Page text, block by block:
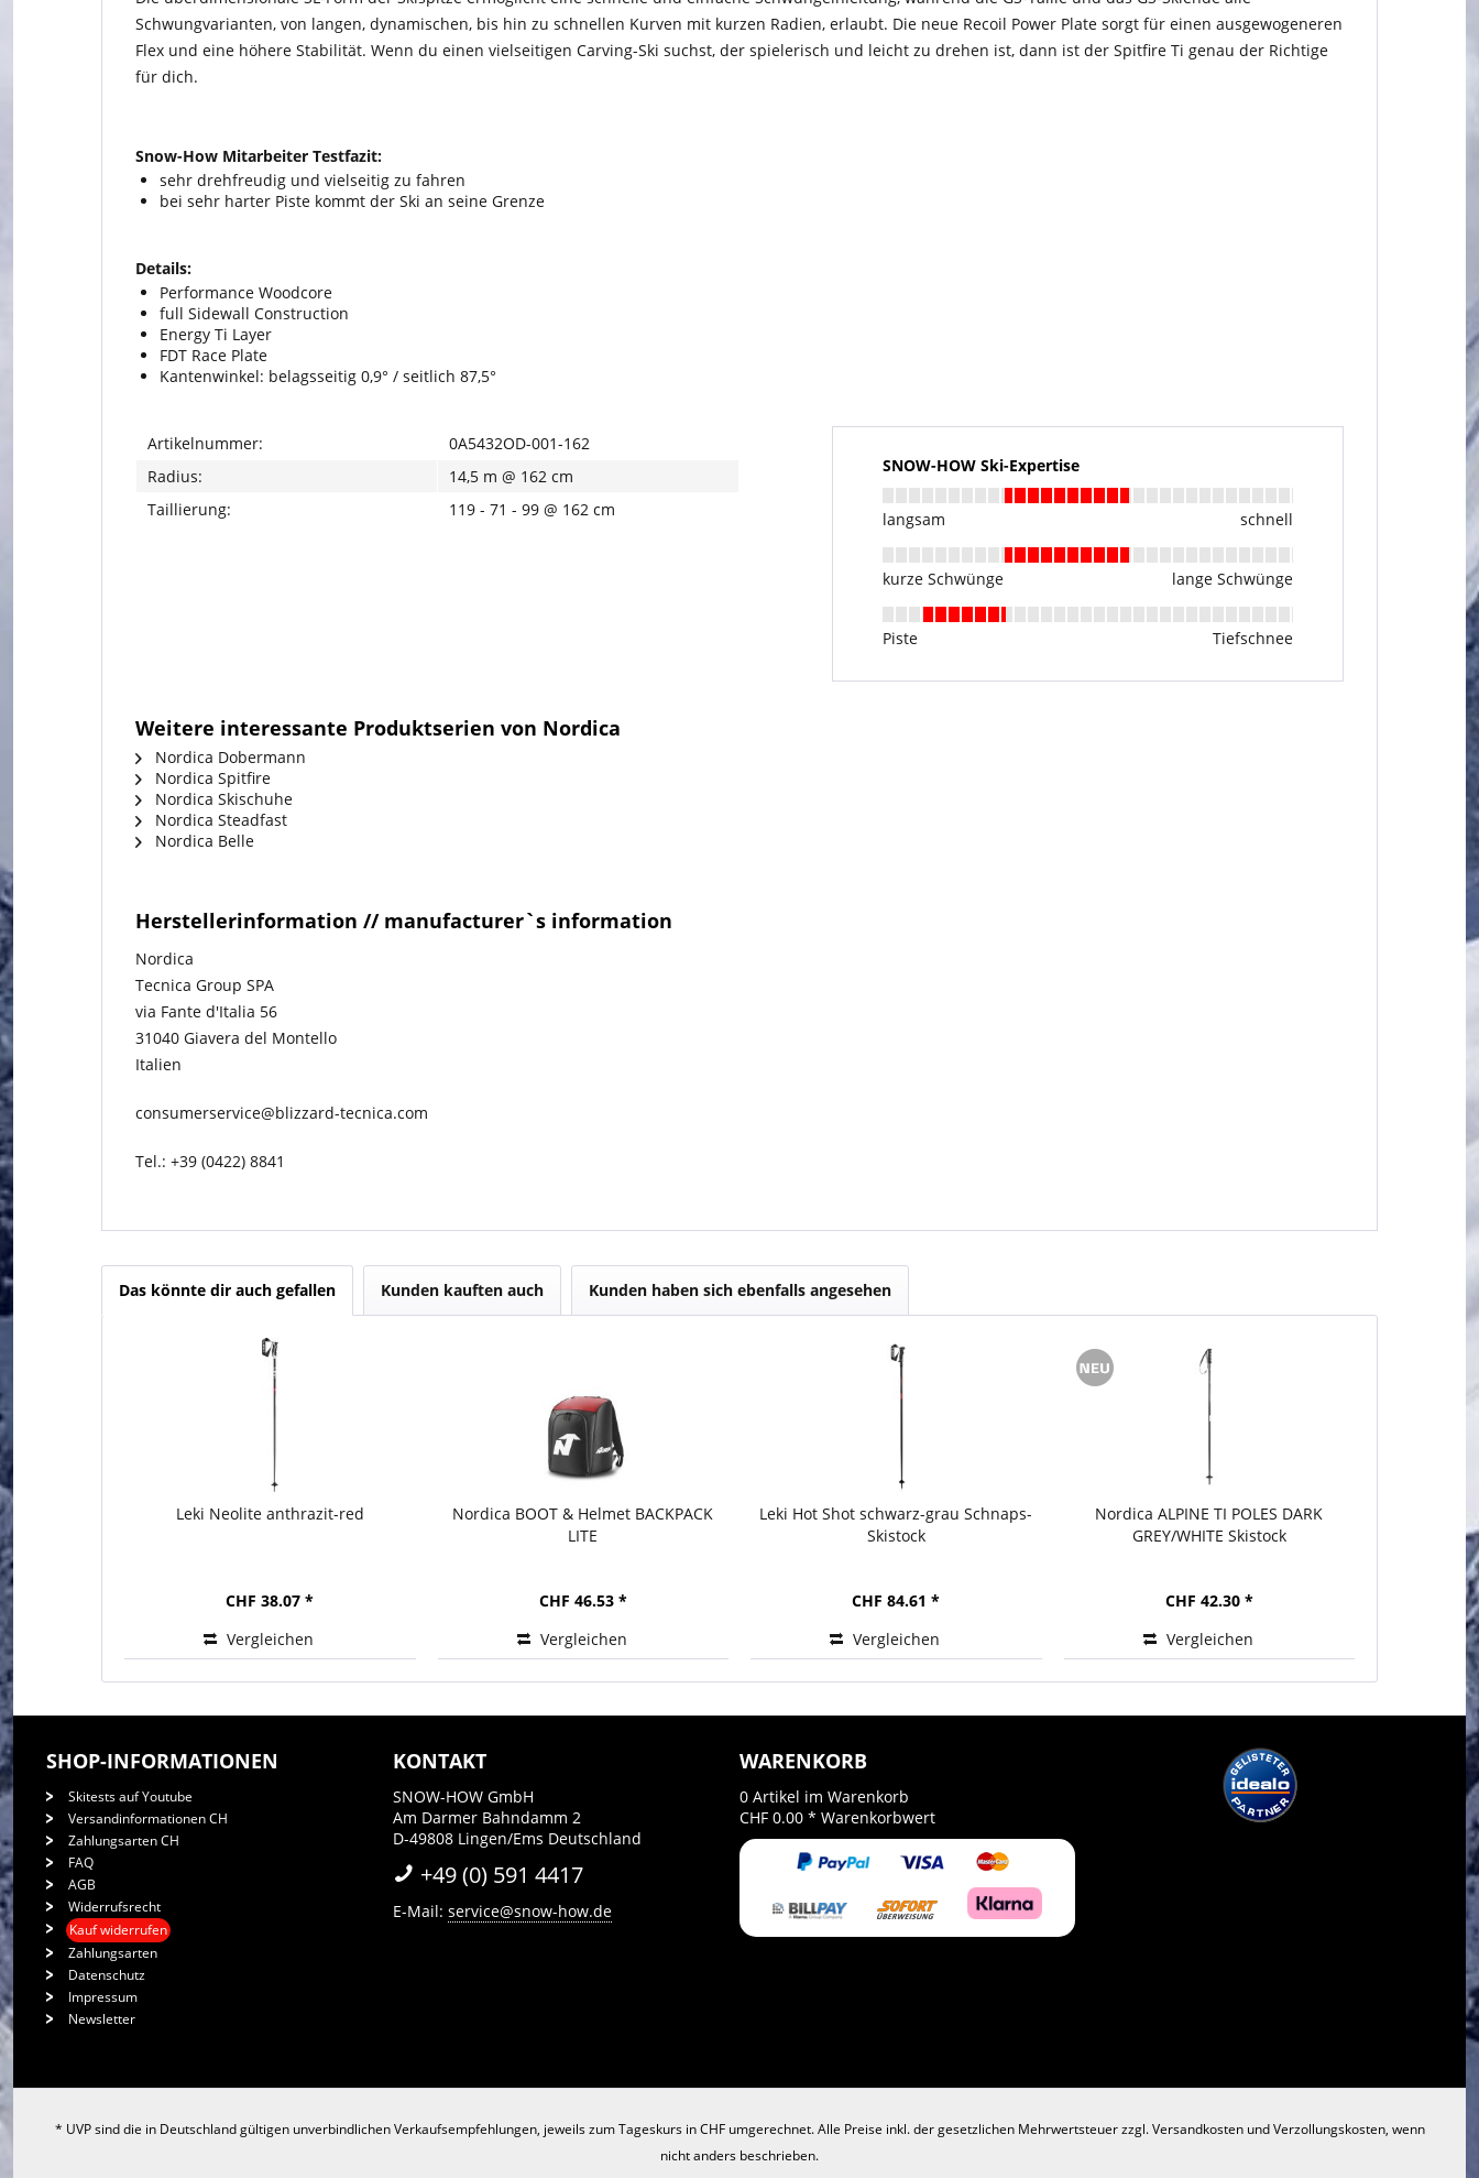
Schwungvarianten, von langen, dynamischen, bis hin zu schnellen Kurven mit kurzen Radien, erlaubt. Die neue Recoil Power Plate sorgt für einen ausgewogeneren
Flex und eine höhere Stabilität. Wenn du einen vielseitigen Carving-Ski suchst, der spielerisch und leicht zu drehen ist, dann ist der Spitfire Ti genau der Richtige
für dich.
Snow-How Mitarbeiter Testfazit:
sehr drehfreudig und vielseitig zu fahren
bei sehr harter Piste kommt der Ski an seine Grenze
Details:
Performance Woodcore
full Sidewall Construction
Energy Ti Layer
FDT Race Plate
Kantenwinkel: belagsseitig 0,9° / seitlich 87,5°
Artikelnummer:
0A5432OD-001-162
Radius:
14,5 m @ 162 cm
Taillierung:
119 - 71 - 99 @ 162 cm
SNOW-HOW Ski-Expertise
langsam schnell
kurze Schwünge lange Schwünge
Piste Tiefschnee
Weitere interessante Produktserien von Nordica
Nordica Dobermann
Nordica Spitfire
Nordica Skischuhe
Nordica Steadfast
Nordica Belle
Herstellerinformation // manufacturer`s information
Nordica
Tecnica Group SPA
via Fante d'Italia 56
31040 Giavera del Montello
Italien
consumerservice@blizzard-tecnica.com
Tel.: +39 (0422) 8841
Das könnte dir auch gefallen Kunden kauften auch Kunden haben sich ebenfalls angesehen
Leki Neolite anthrazit-red
CHF 38.07 *
Vergleichen
Nordica BOOT & Helmet BACKPACK
LITE
CHF 46.53 *
Vergleichen
Leki Hot Shot schwarz-grau Schnaps-
Skistock
CHF 84.61 *
Vergleichen
Nordica ALPINE TI POLES DARK
GREY/WHITE Skistock
CHF 42.30 *
Vergleichen
SHOP-INFORMATIONEN
Skitests auf Youtube
Versandinformationen CH
Zahlungsarten CH
FAQ
AGB
Widerrufsrecht
Kauf widerrufen
Zahlungsarten
Datenschutz
Impressum
Newsletter
KONTAKT
SNOW-HOW GmbH
Am Darmer Bahndamm 2
D-49808 Lingen/Ems Deutschland
+49 (0) 591 4417
E-Mail: service@snow-how.de
WARENKORB
0 Artikel im Warenkorb
CHF 0.00 * Warenkorbwert
* UVP sind die in Deutschland gültigen unverbindlichen Verkaufsempfehlungen, jeweils zum Tageskurs in CHF umgerechnet. Alle Preise inkl. der gesetzlichen Mehrwertsteuer zzgl.Versandkostenund Verzollungskosten, wenn
nicht anders beschrieben.